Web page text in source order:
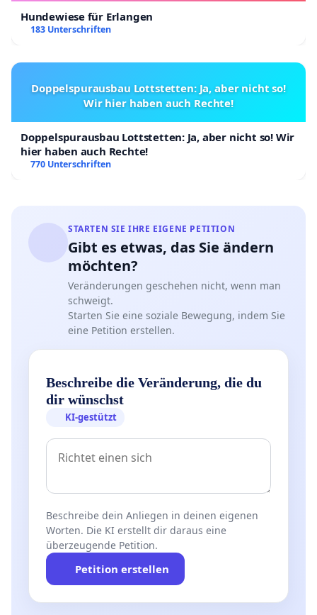
Hundewiese für Erlangen
183 Unterschriften
Doppelspurausbau Lottstetten: Ja, aber nicht so!
Wir hier haben auch Rechte!
Doppelspurausbau Lottstetten: Ja, aber nicht so! Wir
hier haben auch Rechte!
770 Unterschriften
STARTEN SIE IHRE EIGENE PETITION
Gibt es etwas, das Sie ändern
möchten?
Veränderungen geschehen nicht, wenn man
schweigt.
Starten Sie eine soziale Bewegung, indem Sie
eine Petition erstellen.
Beschreibe die Veränderung, die du
dir wünschst
KI-gestützt
Beschreibe dein Anliegen in deinen eigenen
Worten. Die KI erstellt dir daraus eine
überzeugende Petition.
Petition erstellen